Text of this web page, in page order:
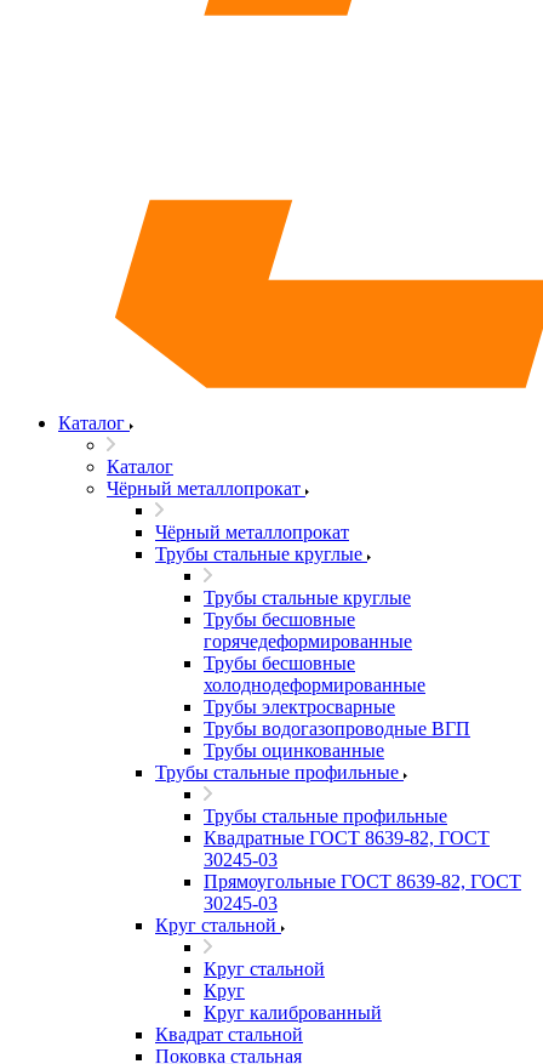
Каталог
Каталог
Чёрный металлопрокат
Чёрный металлопрокат
Трубы стальные круглые
Трубы стальные круглые
Трубы бесшовные
горячедеформированные
Трубы бесшовные
холоднодеформированные
Трубы электросварные
Трубы водогазопроводные ВГП
Трубы оцинкованные
Трубы стальные профильные
Трубы стальные профильные
Квадратные ГОСТ 8639-82, ГОСТ
30245-03
Прямоугольные ГОСТ 8639-82, ГОСТ
30245-03
Круг стальной
Круг стальной
Круг
Круг калиброванный
Квадрат стальной
Поковка стальная